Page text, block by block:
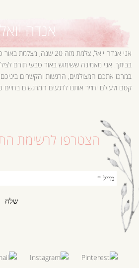
אנדה יואל
אני אנדה יואל, צלמת מזה 20
בביתך. אני מאמינה ששימוש באור טבעי תורם
במרכז אתכם המצולמים, הרגשות והקשרים ביניכם.
קסם ולעולם יחזיר אותנו לרגעים המרגשים בחיים
הצטרפו לרשימת